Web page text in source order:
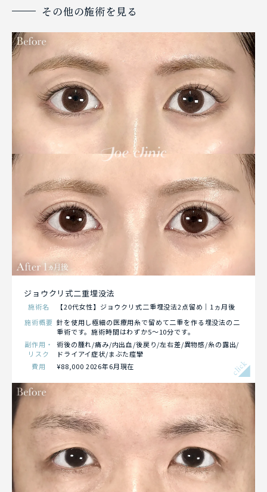
その他の施術を見る
ジョウクリ式二重埋没法
施術名
【20代女性】ジョウクリ式二重埋没法2点留め｜1ヵ月後
施術概要 針を使用し極細の医療用糸で留めて二重を作る埋没法の二
重術です。施術時間はわずか5～10分です。
副作用・
リスク
術後の腫れ/痛み/内出血/後戻り/左右差/異物感/糸の露出/
ドライアイ症状/まぶた痙攣
費用
¥88,000 2026年6月現在 click